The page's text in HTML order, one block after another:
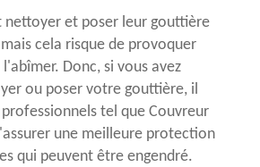
nettoyer et poser leur gouttière
cela risque de provoquer
Donc, si vous avez
ou poser votre gouttière, il
tel que Couvreur
une meilleure protection
qui peuvent être engendré.